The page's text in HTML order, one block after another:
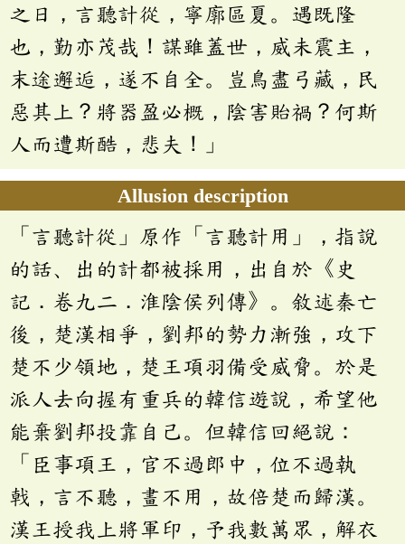
之日，言聽計從，寧廓區夏。遇既隆
也，勤亦茂哉！謀雖蓋世，威未震主，
末途邂逅，遂不自全。豈鳥盡弓藏，民
惡其上？將器盈必概，陰害貽禍？何斯
人而遭斯酷，悲夫！」
Allusion description
「言聽計從」原作「言聽計用」，指說
的話、出的計都被採用，出自於《史
記．卷九二．淮陰侯列傳》。敘述秦亡
後，楚漢相爭，劉邦的勢力漸強，攻下
楚不少領地，楚王項羽備受威脅。於是
派人去向握有重兵的韓信遊說，希望他
能棄劉邦投靠自己。但韓信回絕說：
「臣事項王，官不過郎中，位不過執
戟，言不聽，畫不用，故倍楚而歸漢。
漢王授我上將軍印，予我數萬眾，解衣